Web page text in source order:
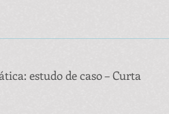
estudo de caso – Curta